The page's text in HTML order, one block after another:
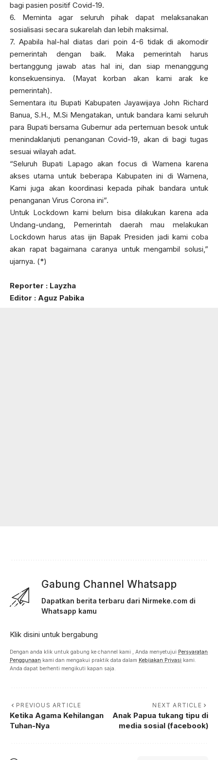
bagi pasien positif Covid-19.
6. Meminta agar seluruh pihak dapat melaksanakan
sosialisasi secara sukarelah dan lebih maksimal.
7. Apabila hal-hal diatas dari poin 4-6 tidak di akomodir
pemerintah dengan baik. Maka pemerintah harus
bertanggung jawab atas hal ini, dan siap menanggung
konsekuensinya. (Mayat korban akan kami arak ke
pemerintah).
Sementara itu Bupati Kabupaten Jayawijaya John Richard
Banua, S.H., M.Si Mengatakan, untuk bandara kami seluruh
para Bupati bersama Gubernur ada pertemuan besok untuk
menindaklanjuti penanganan Covid-19, akan di bagi tugas
sesuai wilayah adat.
“Seluruh Bupati Lapago akan focus di Wamena karena
akses utama untuk beberapa Kabupaten ini di Wamena,
Kami juga akan koordinasi kepada pihak bandara untuk
penanganan Virus Corona ini”.
Untuk Lockdown kami belum bisa dilakukan karena ada
Undang-undang, Pemerintah daerah mau melakukan
Lockdown harus atas ijin Bapak Presiden jadi kami coba
akan rapat bagaimana caranya untuk mengambil solusi,”
ujarnya. (*)
Reporter : Layzha
Editor : Aguz Pabika
Gabung Channel Whatsapp
Dapatkan berita terbaru dari Nirmeke.com di
Whatsapp kamu
Klik disini untuk bergabung
Dengan anda klik untuk gabung ke channel kami , Anda menyetujui Persyaratan
Penggunaan kami dan mengakui praktik data dalam Kebijakan Privasi kami.
Anda dapat berhenti mengikuti kapan saja.
PREVIOUS ARTICLE
Ketika Agama Kehilangan
Tuhan-Nya
NEXT ARTICLE
Anak Papua tukang tipu di
media sosial (facebook)